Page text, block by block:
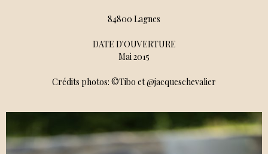
84800 Lagnes
DATE D'OUVERTURE
Mai 2015
Crédits photos: ©Tibo et @jacqueschevalier